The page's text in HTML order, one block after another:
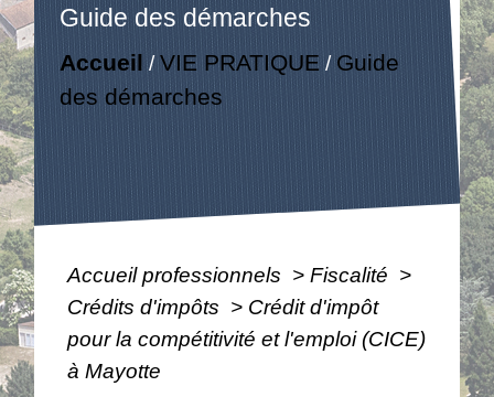
Guide des démarches
Accueil /VIE PRATIQUE / Guide
des démarches
Accueil professionnels > Fiscalité >
Crédits d'impôts > Crédit d'impôt
pour la compétitivité et l'emploi (CICE)
à Mayotte